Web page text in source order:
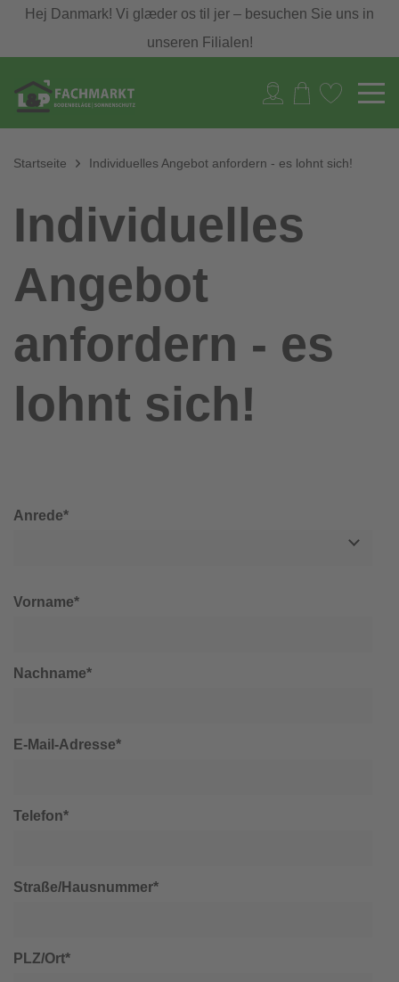
Hej Danmark! Vi glæder os til jer – besuchen Sie uns in
unseren Filialen!
Startseite Individuelles Angebot anfordern - es lohnt sich!
Individuelles
Angebot
anfordern - es
lohnt sich!
Anrede*
Vorname*
Nachname*
E-Mail-Adresse*
Telefon*
Straße/Hausnummer*
PLZ/Ort*